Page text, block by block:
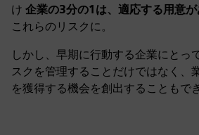
け 企業の3分の1は、適応する用意
これらのリスクに。
しかし、早期に行動する企業にとっ
スクを管理することだけではなく、
を獲得する機会を創出することもで